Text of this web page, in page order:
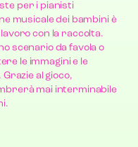
per i pianisti
musicale dei bambini è
con la raccolta.
scenario da favola o
le immagini e le
al gioco,
mai interminabile